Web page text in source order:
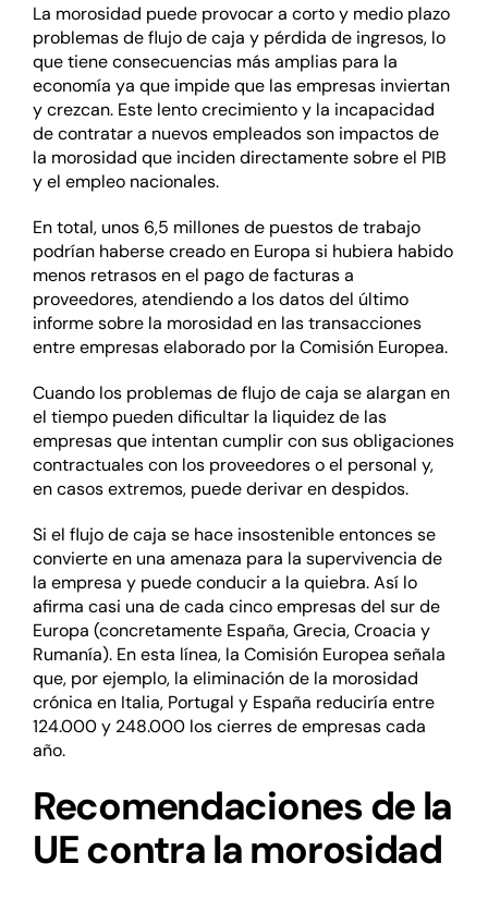
La morosidad puede provocar a corto y medio plazo
problemas de flujo de caja y pérdida de ingresos, lo
que tiene consecuencias más amplias para la
economía ya que impide que las empresas inviertan
y crezcan. Este lento crecimiento y la incapacidad
de contratar a nuevos empleados son impactos de
la morosidad que inciden directamente sobre el PIB
y el empleo nacionales.
En total, unos 6,5 millones de puestos de trabajo
podrían haberse creado en Europa si hubiera habido
menos retrasos en el pago de facturas a
proveedores, atendiendo a los datos del último
informe sobre la morosidad en las transacciones
entre empresas elaborado por la Comisión Europea.
Cuando los problemas de flujo de caja se alargan en
el tiempo pueden dificultar la liquidez de las
empresas que intentan cumplir con sus obligaciones
contractuales con los proveedores o el personal y,
en casos extremos, puede derivar en despidos.
Si el flujo de caja se hace insostenible entonces se
convierte en una amenaza para la supervivencia de
la empresa y puede conducir a la quiebra. Así lo
afirma casi una de cada cinco empresas del sur de
Europa (concretamente España, Grecia, Croacia y
Rumanía). En esta línea, la Comisión Europea señala
que, por ejemplo, la eliminación de la morosidad
crónica en Italia, Portugal y España reduciría entre
124.000 y 248.000 los cierres de empresas cada
año.
Recomendaciones de la
UE contra la morosidad